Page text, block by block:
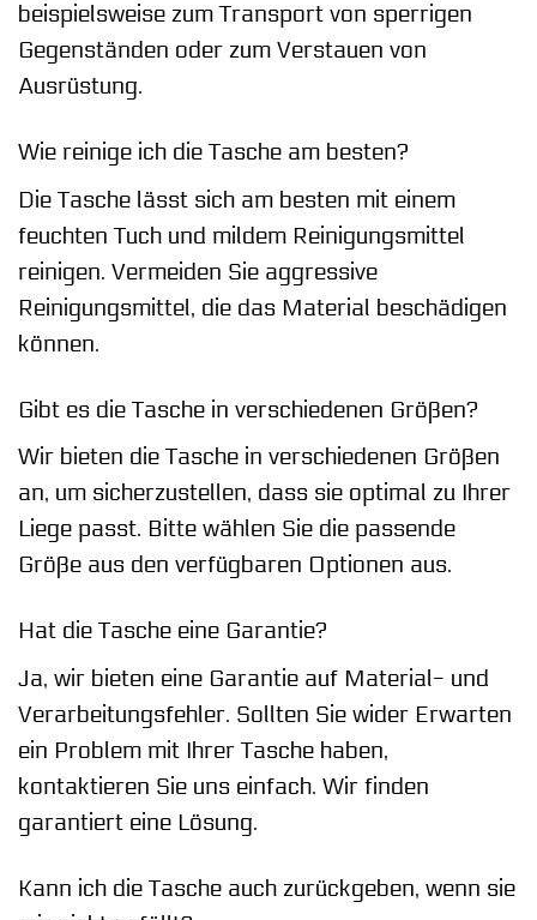
beispielsweise zum Transport von sperrigen
Gegenständen oder zum Verstauen von
Ausrüstung.
Wie reinige ich die Tasche am besten?
Die Tasche lässt sich am besten mit einem
feuchten Tuch und mildem Reinigungsmittel
reinigen. Vermeiden Sie aggressive
Reinigungsmittel, die das Material beschädigen
können.
Gibt es die Tasche in verschiedenen Größen?
Wir bieten die Tasche in verschiedenen Größen
an, um sicherzustellen, dass sie optimal zu Ihrer
Liege passt. Bitte wählen Sie die passende
Größe aus den verfügbaren Optionen aus.
Hat die Tasche eine Garantie?
Ja, wir bieten eine Garantie auf Material- und
Verarbeitungsfehler. Sollten Sie wider Erwarten
ein Problem mit Ihrer Tasche haben,
kontaktieren Sie uns einfach. Wir finden
garantiert eine Lösung.
Kann ich die Tasche auch zurückgeben, wenn sie